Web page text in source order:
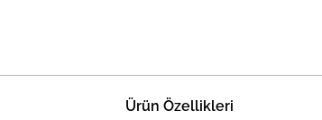
Ürün Özellikleri